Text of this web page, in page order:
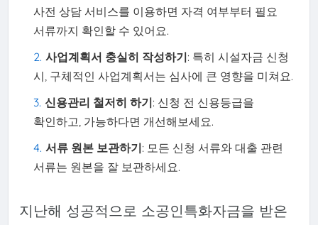
사전 상담 서비스를 이용하면 자격 여부부터 필요
서류까지 확인할 수 있어요.
사업계획서 충실히 작성하기: 특히 시설자금 신청
시, 구체적인 사업계획서는 심사에 큰 영향을 미쳐요.
신용관리 철저히 하기: 신청 전 신용등급을
확인하고, 가능하다면 개선해보세요.
서류 원본 보관하기: 모든 신청 서류와 대출 관련
서류는 원본을 잘 보관하세요.
지난해 성공적으로 소공인특화자금을 받은